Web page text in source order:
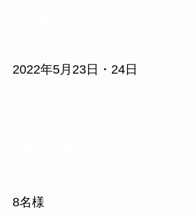
2022年5月23日・24日
8名様